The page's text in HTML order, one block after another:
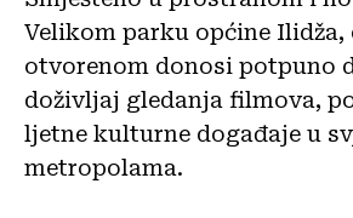
Velikom parku općine Ilidža,
otvorenom donosi potpuno
doživljaj gledanja filmova,
ljetne kulturne događaje u
metropolama.